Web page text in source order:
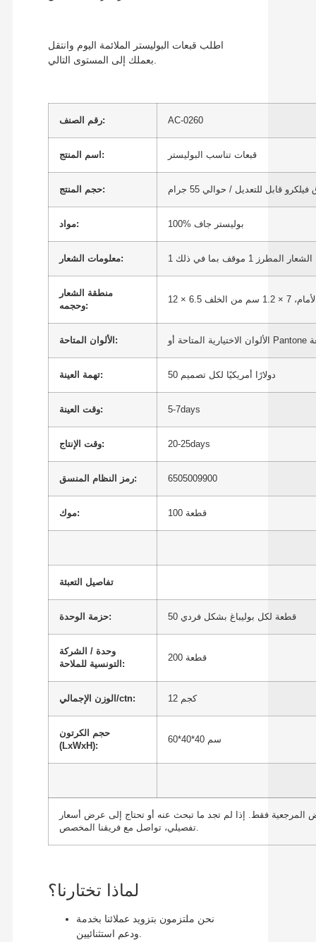
اطلب قبعات البوليستر الملائمة اليوم وانتقل
رقم الصنف: AC-0260
اسم المنتج: قبعات تناسب البوليستر
حجم المنتج:
مواد: 100% بوليستر جاف
معلومات الشعار:
منطقة الشعار
وحجمه:
1.2 سم من الخلف
الألوان المتاحة:
تهمة العينة: 50 دولارًا أمريكيًا لكل تصميم
وقت العينة: 5-7days
وقت الإنتاج: 20-25days
رمز النظام المنسق: 6505009900
موك: 100 قطعة
تفاصيل التعبئة
حزمة الوحدة: 50 قطعة لكل بوليباغ بشكل فردي
وحدة / الشركة
التونسية للملاحة:
200 قطعة
الوزن الإجمالي/ctn: 12 كجم
حجم الكرتون
(LxWxH):
60*40*40 سم
المرجعية فقط. إذا لم تجد ما تبحث عنه أو تحتاج إلى عرض أسعار
تفصيلي، تواصل مع فريقنا المخصص.
لماذا تختارنا؟
نحن ملتزمون بتزويد عملائنا بخدمة